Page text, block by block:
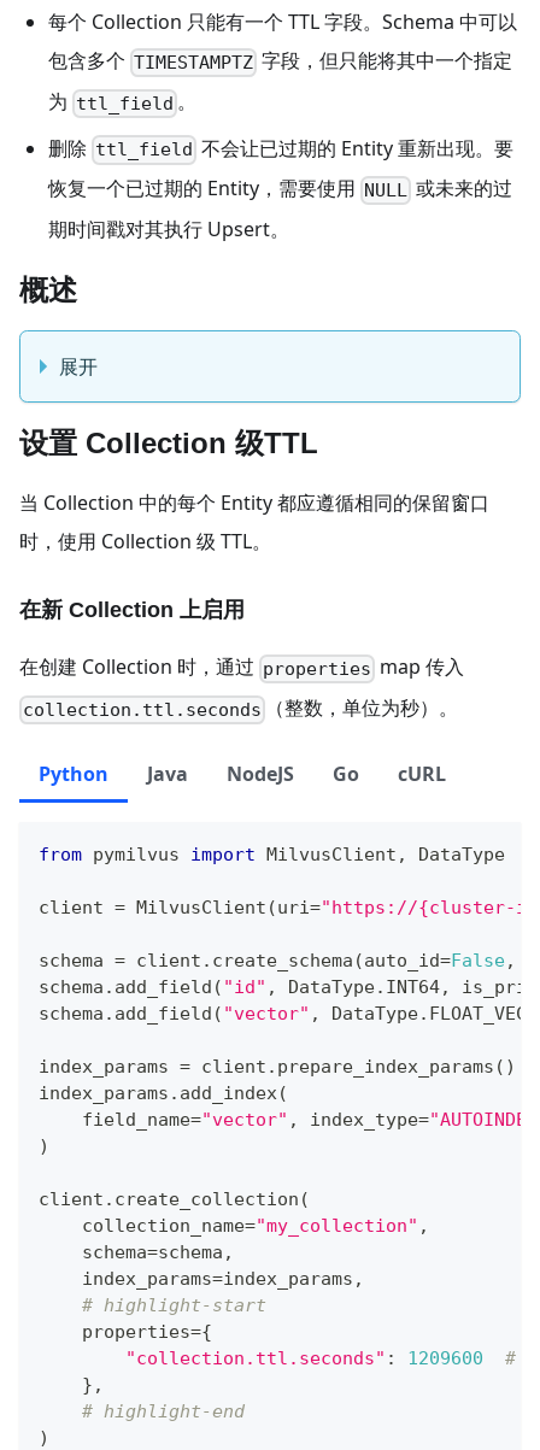
每个 Collection 只能有一个 TTL 字段。Schema 中可以
包含多个 TIMESTAMPTZ 字段，但只能将其中一个指定
为 ttl_field 。
删除 ttl_field 不会让已过期的 Entity 重新出现。要
恢复一个已过期的 Entity，需要使用 NULL 或未来的过
期时间戳对其执行 Upsert。
概述
展开
设置 Collection 级TTL
当 Collection 中的每个 Entity 都应遵循相同的保留窗口
时，使用 Collection 级 TTL。
在新 Collection 上启用
在创建 Collection 时，通过 properties map 传入
collection.ttl.seconds （整数，单位为秒）。
Python Java NodeJS Go cURL
from pymilvus import MilvusClient , DataType
client = MilvusClient (uri="https://{cluster-
schema = client . create_schema (auto_id=False,
schema . add_field ( "id" , DataType. INT64,
schema . add_field ( "vector" , DataType.
index_params = client . prepare_index_params ( )
index_params . add_index(
    field_name
="vector" , index_type=
)
client . create_collection (
    collection_name
="my_collection" ,
    schema
=schema ,
    index_params
=index_params ,
# highlight-start
    properties
={
"collection.ttl.seconds" : 1209600
#
} ,
# highlight-end
)